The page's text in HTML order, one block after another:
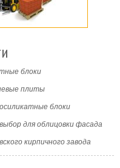
блоки
плиты
блоки
для облицовки фасада
кирпичного завода